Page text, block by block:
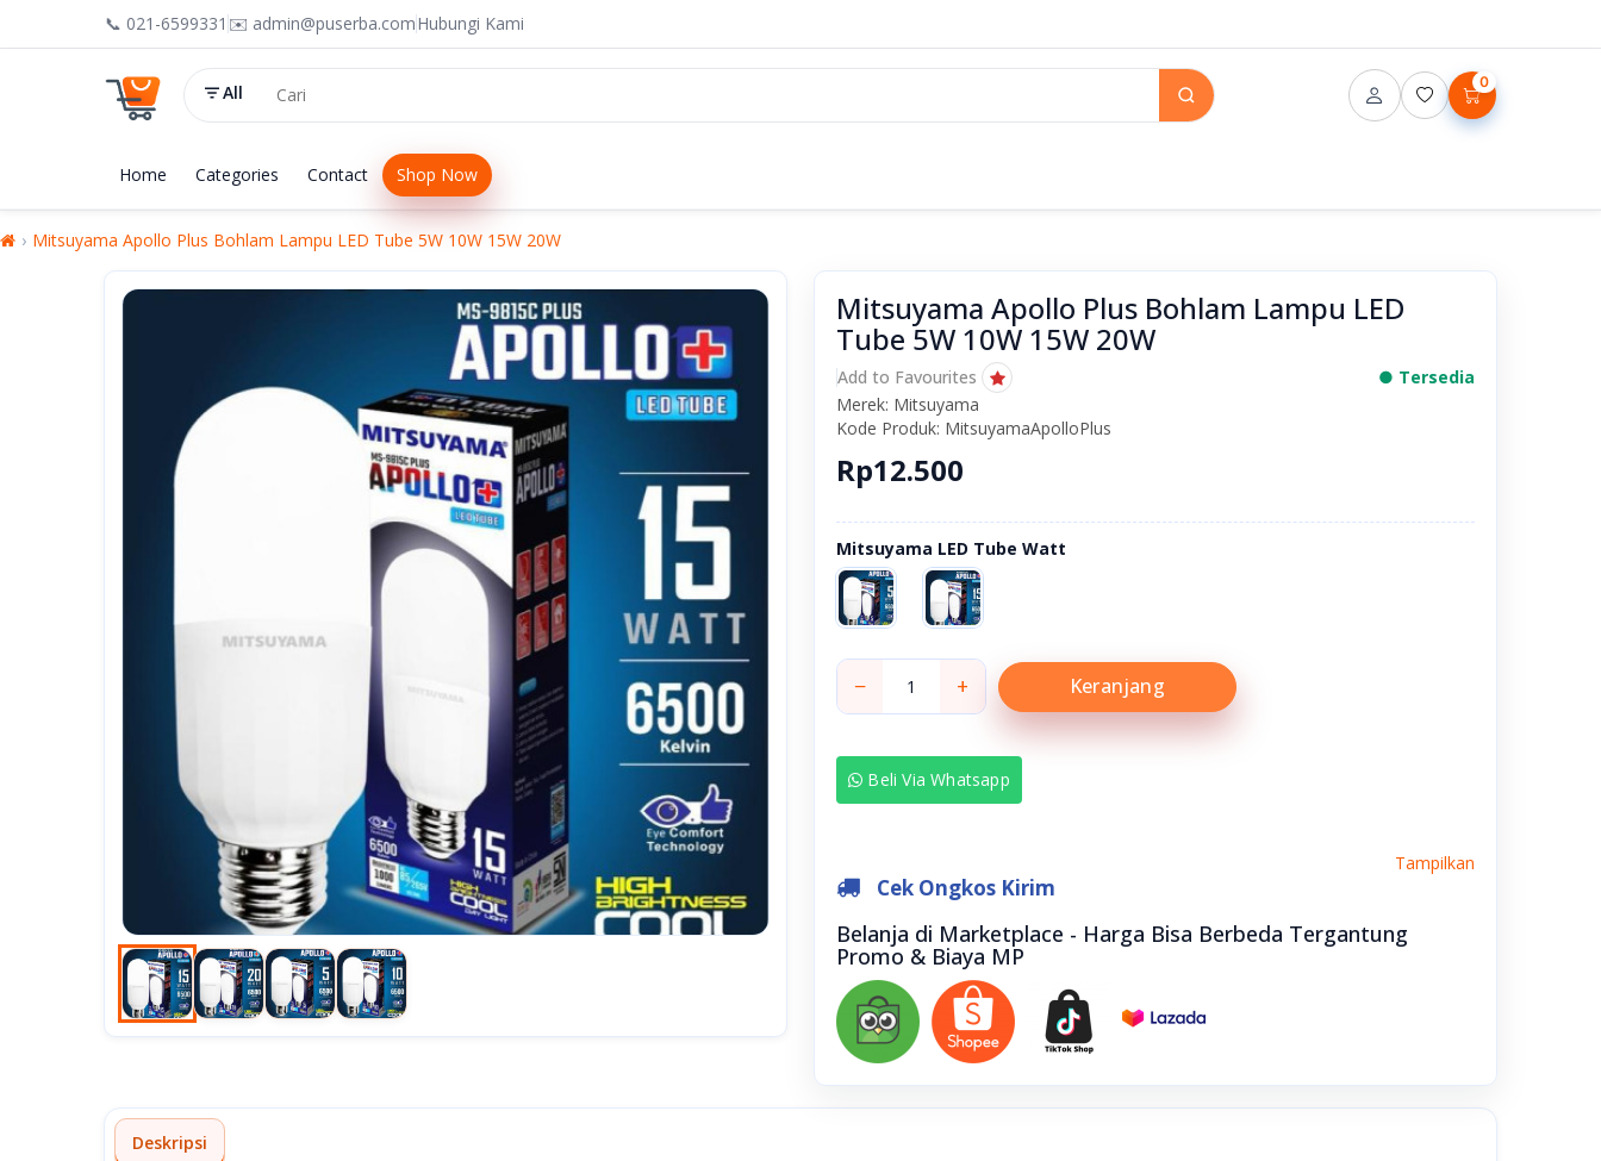
📞 021-6599331 ✉️ admin@puserba.comHubungi Kami
All 0
Home Categories Contact Shop Now
Mitsuyama Apollo Plus Bohlam Lampu LED Tube 5W 10W 15W 20W
Mitsuyama Apollo Plus Bohlam Lampu LED
Tube 5W 10W 15W 20W
Add to Favourites
● Tersedia
Merek: Mitsuyama
Kode Produk: MitsuyamaApolloPlus
Rp12.500
Mitsuyama LED Tube Watt
− + Keranjang
Beli Via Whatsapp
Cek Ongkos Kirim
Tampilkan
Belanja di Marketplace - Harga Bisa Berbeda Tergantung
Promo & Biaya MP
Deskripsi